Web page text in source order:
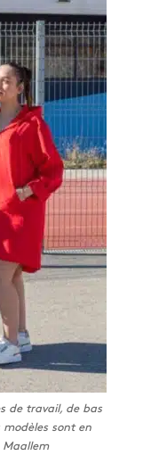
de travail, de bas
sont en